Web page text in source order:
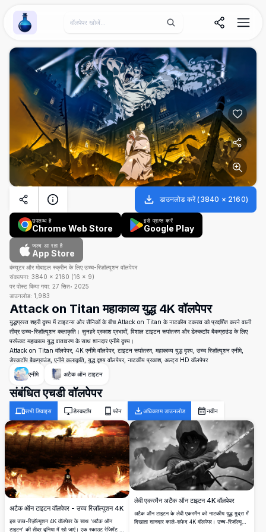
Wallpaper Alchemy
डाउनलोड करें(3840 × 2160)
उपलब्ध है
Chrome Web Store
इसे प्राप्त करें
Google Play
जल्द आ रहा है
App Store
कंप्यूटर और मोबाइल स्क्रीन के लिए उच्च-रिज़ॉल्यूशन वॉलपेपर
संकल्पना: 3840 × 2160 (16 × 9)
पर पोस्ट किया गया: 27 सित॰ 2025
डाउनलोड: 1,983
Attack on Titan महाकाव्य युद्ध 4K वॉलपेपर
युद्धग्रस्त शहरी दृश्य में टाइटन्स और सैनिकों के बीच Attack on Titan के नाटकीय टकराव को प्रदर्शित करने वाली
तीव्र उच्च-रिज़ॉल्यूशन कलाकृति। सुनहरे प्रकाश प्रभावों, विशाल टाइटन रूपांतरण और डेस्कटॉप बैकग्राउंड के लिए
परफेक्ट महाकाव्य युद्ध वातावरण के साथ शानदार एनीमे दृश्य।
Attack on Titan वॉलपेपर, 4K एनीमे वॉलपेपर, टाइटन रूपांतरण, महाकाव्य युद्ध दृश्य, उच्च रिज़ॉल्यूशन एनीमे,
डेस्कटॉप बैकग्राउंड, एनीमे कलाकृति, युद्ध दृश्य वॉलपेपर, नाटकीय प्रकाश, अल्ट्रा HD वॉलपेपर
एनीमे
अटैक ऑन टाइटन
संबंधित एचडी वॉलपेपर
सभी डिवाइस डेस्कटॉप फोन अधिकतम डाउनलोड नवीन
अटैक ऑन टाइटन वॉलपेपर - उच्च रिज़ॉल्यूशन 4K
इस उच्च-रिज़ॉल्यूशन 4K वॉलपेपर के साथ 'अटैक ऑन
टाइटन' की तीव्र दुनिया में खो जाएं। एक स्काउट रेजिमेंट के
लेवी एकरमैन अटैक ऑन टाइटन 4K वॉलपेपर
अटैक ऑन टाइटन के लेवी एकरमैन को नाटकीय युद्ध मुद्रा में
दिखाता शानदार काले-सफेद 4K वॉलपेपर। उच्च-रिज़ॉल्यूशन